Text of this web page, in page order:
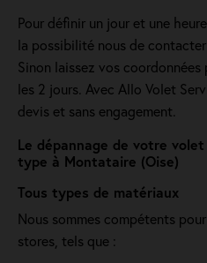
Pour définir un jour et une
la possibilité nous de
Sinon laissez vos
les 2 jours. Avec Allo Volet
devis et sans engagement.
Le dépannage de votre
type à Montataire (Oise)
Tous types de matériaux
Nous sommes compétents
stores, tels que :